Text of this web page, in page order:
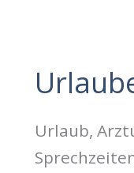
Urlaub,